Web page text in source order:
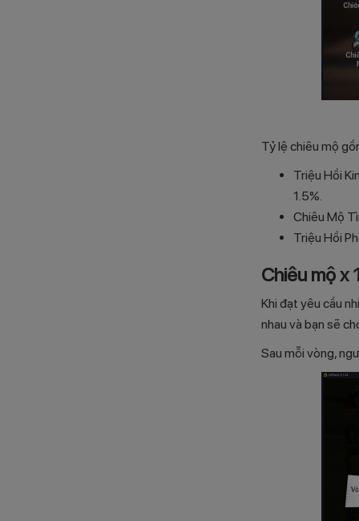
Tỷ lệ chiêu mộ
Triệu Hồi
1.5%.
Chiêu Mộ
Triệu Hồi
Chiêu mộ x
Khi đạt yêu cầu
nhau và bạn sẽ
Sau mỗi vòng,